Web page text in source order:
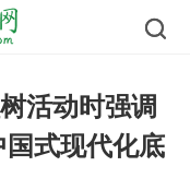
活动时强调
式现代化底